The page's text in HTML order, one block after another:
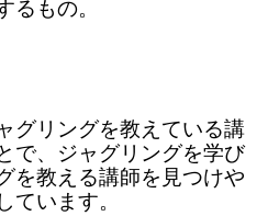
もの。
グリングを教えている講
で、ジャグリングを学び
を教える講師を見つけや
います。